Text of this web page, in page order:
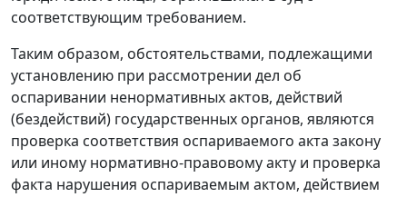
соответствующим требованием.
Таким образом, обстоятельствами, подлежащими
установлению при рассмотрении дел об
оспаривании ненормативных актов, действий
(бездействий) государственных органов, являются
проверка соответствия оспариваемого акта закону
или иному нормативно-правовому акту и проверка
факта нарушения оспариваемым актом, действием